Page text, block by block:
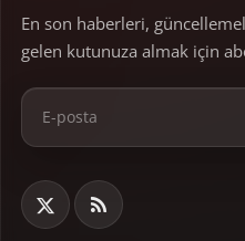
En son haberleri,
gelen kutunuza almak için